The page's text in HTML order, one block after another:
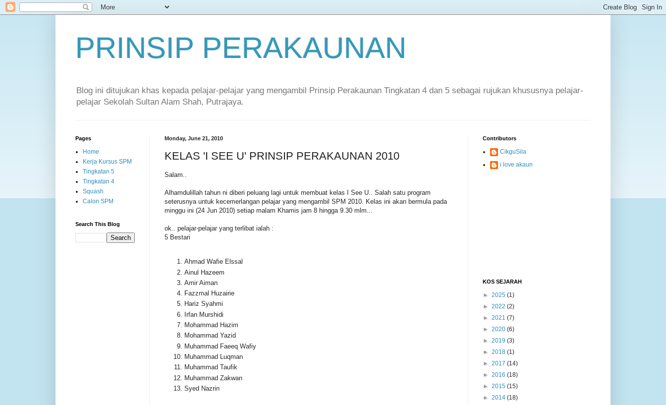
PRINSIP PERAKAUNAN
Blog ini ditujukan khas kepada pelajar-pelajar yang mengambil Prinsip Perakaunan Tingkatan 4 dan 5 sebagai rujukan khususnya pelajar-
pelajar Sekolah Sultan Alam Shah, Putrajaya.
Monday, June 21, 2010
KELAS 'I SEE U' PRINSIP PERAKAUNAN 2010
Salam..
Alhamdulillah tahun ni diberi peluang lagi untuk membuat kelas I See U.. Salah satu program
seterusnya untuk kecemerlangan pelajar yang mengambil SPM 2010. Kelas ini akan bermula pada
minggu ini (24 Jun 2010) setiap malam Khamis jam 8 hingga 9.30 mlm...
ok.. pelajar-pelajar yang terlibat ialah :
5 Bestari
Ahmad Wafie Elssal
Ainul Hazeem
Amir Aiman
Fazzmal Huzairie
Hariz Syahmi
Irfan Murshidi
Mohammad Hazim
Mohammad Yazid
Muhammad Faeeq Wafiy
Muhammad Luqman
Muhammad Taufik
Muhammad Zakwan
Syed Nazrin
Pages
Home
Kerja Kursus SPM
Tingkatan 5
Tingkatan 4
Squash
Calon SPM
Search This Blog
Contributors
CikguSila
i love akaun
KOS SEJARAH
► 2025 (1)
► 2022 (2)
► 2021 (7)
► 2020 (6)
► 2019 (3)
► 2018 (1)
► 2017 (14)
► 2016 (18)
► 2015 (15)
► 2014 (18)